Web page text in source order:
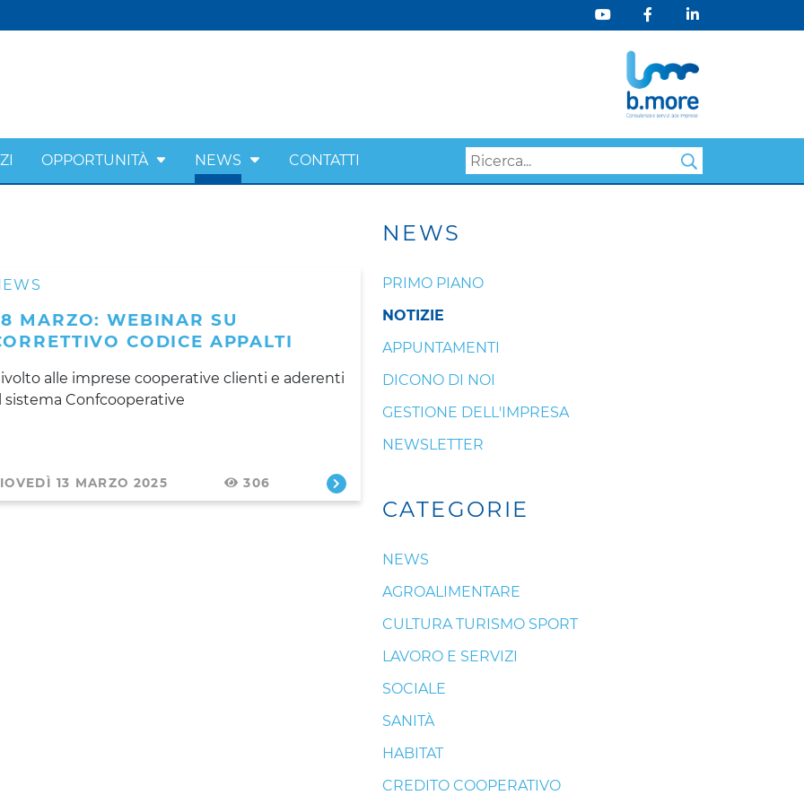
OPPORTUNITÀ NEWS CONTATTI
MARZO: WEBINAR SU
CODICE APPALTI
alle imprese cooperative clienti e aderenti
sistema Confcooperative
13 MARZO 2025 306
NEWS
PRIMO PIANO
NOTIZIE
APPUNTAMENTI
DICONO DI NOI
GESTIONE DELL'IMPRESA
NEWSLETTER
CATEGORIE
NEWS
AGROALIMENTARE
CULTURA TURISMO SPORT
LAVORO E SERVIZI
SOCIALE
SANITÀ
HABITAT
CREDITO COOPERATIVO